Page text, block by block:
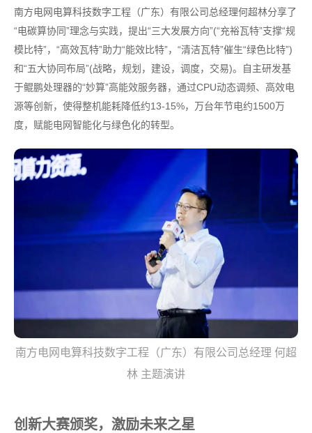
南方电网电算科技数字工程（广东）有限公司总经理何超林分享了
“电碳算协同”理念与实践，提出“三大发展方向”(“充裕瓦特”支撑“规
模比特”，“高效瓦特”助力“能效比特”，“清洁瓦特”催生“绿色比特”)
和“五大协同布局”(战略，规划，建设，调度，交易)。自主研发基
于鲲鹏处理器的“妙算”高能效服务器，通过CPU动态调频、高效电
源等创新，使得整机能耗降低约13-15%，万台年节电约1500万
度，赋能电网智能化与绿色化的转型。
南方电网电算科技数字工程（广东）有限公司总经理 何超
林 主题演讲
创新大赛颁奖，激励未来之星